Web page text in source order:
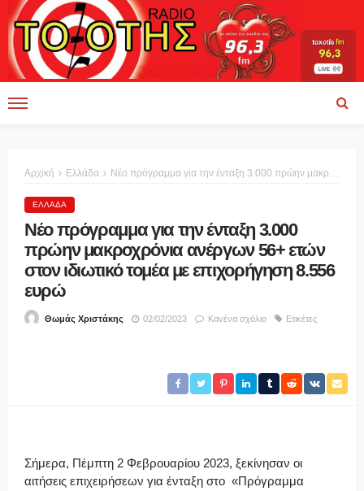
Αρχική Ελλάδα Νέο πρόγραμμα για την ένταξη 3.000 πρώην μακροχρόνια ανέργων 56+ ετών στον ιδιωτικό τομέα με επιχορήγηση 8.556 ευρώ
ΕΛΛΆΔΑ
Νέο πρόγραμμα για την ένταξη 3.000
πρώην μακροχρόνια ανέργων 56+ ετών
στον ιδιωτικό τομέα με επιχορήγηση 8.556
ευρώ
Θωμάς Χριστάκης 02/02/2023 Κανένα σχόλιο Ετικέτες
Σήμερα, Πέμπτη 2 Φεβρουαρίου 2023, ξεκίνησαν οι
αιτήσεις επιχειρήσεων για ένταξη στο «Πρόγραμμα